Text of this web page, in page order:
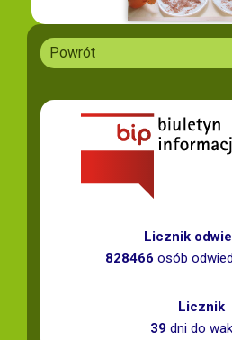
Powrót
Licznik
828466 osób
Licznik
39 dni do